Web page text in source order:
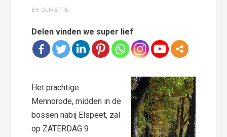
BY OLIVETTE
Delen vinden we super lief
Het prachtige
Mennorode, midden in de
bossen nabij Elspeet, zal
op ZATERDAG 9